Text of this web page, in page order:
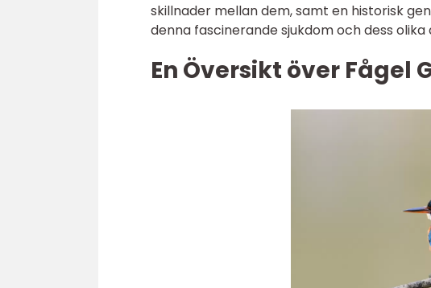
skillnader mellan dem, samt en historisk
denna fascinerande sjukdom och dess olika
En Översikt över Fågel